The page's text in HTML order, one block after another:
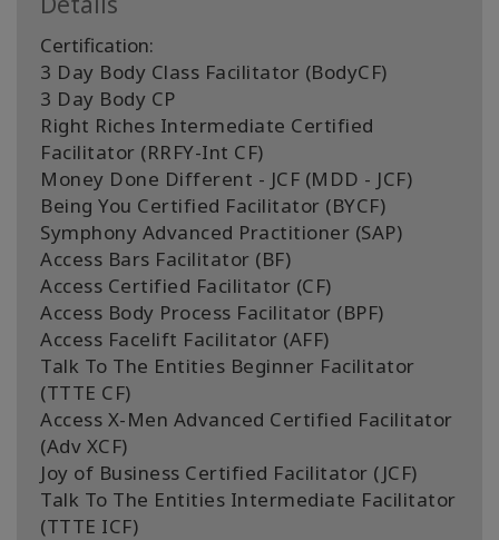
Certification:
3 Day Body Class Facilitator (BodyCF)
3 Day Body CP
Right Riches Intermediate Certified
Facilitator (RRFY-Int CF)
Money Done Different - JCF (MDD - JCF)
Being You Certified Facilitator (BYCF)
Symphony Advanced Practitioner (SAP)
Access Bars Facilitator (BF)
Access Certified Facilitator (CF)
Access Body Process Facilitator (BPF)
Access Facelift Facilitator (AFF)
Talk To The Entities Beginner Facilitator
(TTTE CF)
Access X-Men Advanced Certified Facilitator
(Adv XCF)
Joy of Business Certified Facilitator (JCF)
Talk To The Entities Intermediate Facilitator
(TTTE ICF)